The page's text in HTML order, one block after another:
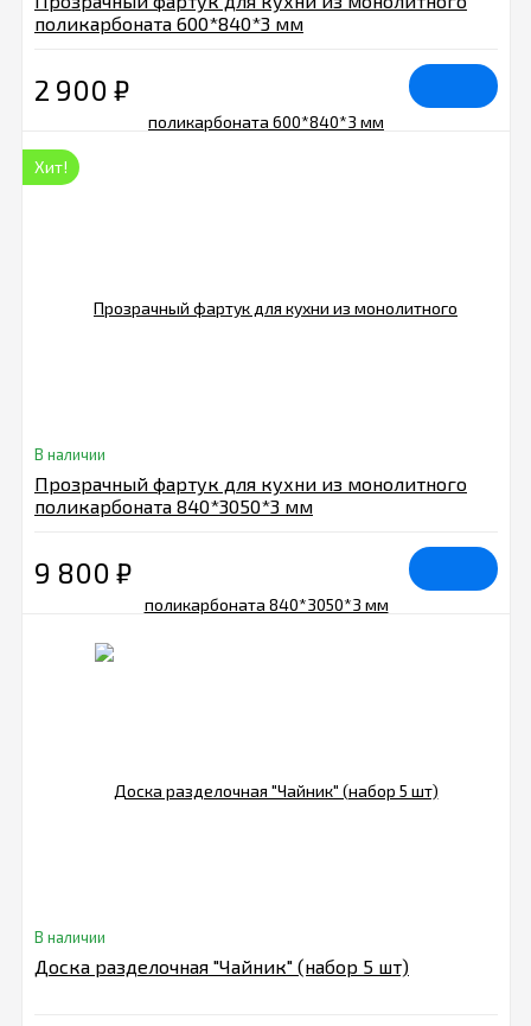
поликарбоната 600*840*3 мм
2 900 ₽
Хит!
В наличии
Прозрачный фартук для кухни из монолитного
поликарбоната 840*3050*3 мм
9 800 ₽
В наличии
Доска разделочная "Чайник" (набор 5 шт)